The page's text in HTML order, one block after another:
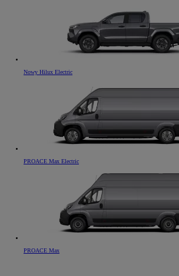
Nowy Hilux Electric
PROACE Max Electric
PROACE Max